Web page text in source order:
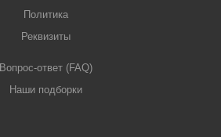
Политика
Реквизиты
Вопрос-ответ (FAQ)
Наши подборки